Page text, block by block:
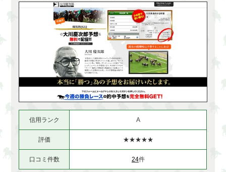
信用ランク A
評価 ★★★★★
口コミ件数 24件